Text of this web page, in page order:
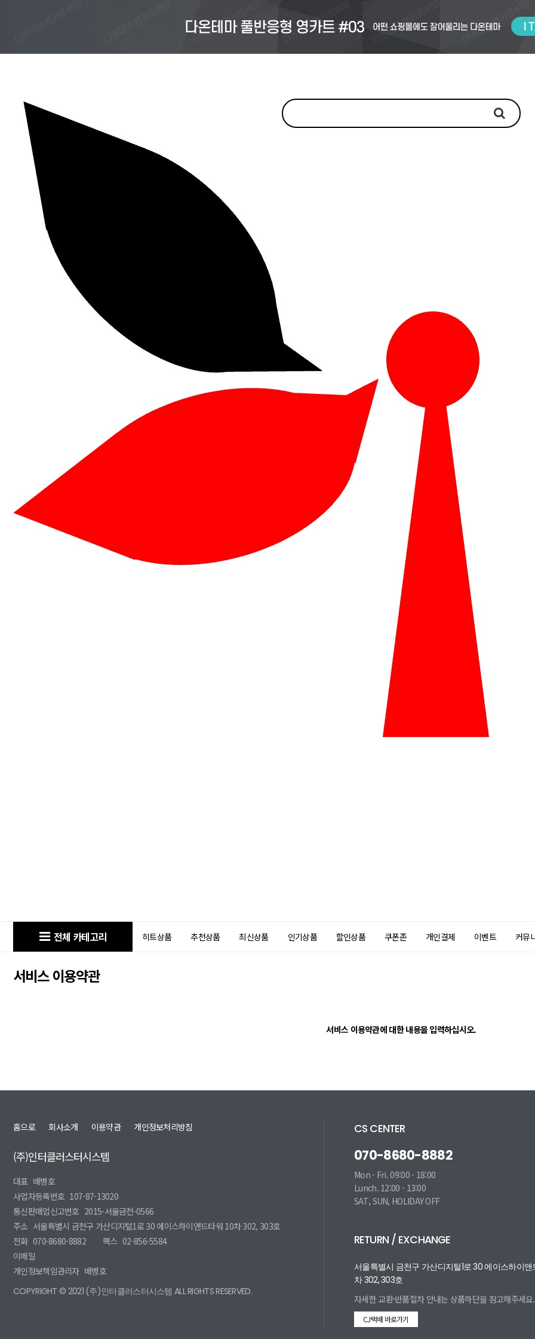
전체 카테고리 히트상품 추천상품 최신상품 인기상품 할인상품 쿠폰존 개인결제 이벤트 커뮤
서비스 이용약관
서비스 이용약관에 대한 내용을 입력하십시오.
CS CENTER
070-8680-8882
Mon - Fri. 09:00 - 18:00
Lunch. 12:00 - 13:00
SAT, SUN, HOLIDAY OFF
RETURN / EXCHANGE
서울특별시 금천구 가산디지털1로 30 에이스하이앤
차 302, 303호
자세한 교환·반품절차 안내는 상품하단을 참고해주세요.
CJ택배 바로가기
홈으로 회사소개 이용약관 개인정보처리방침
(주)인터클러스터시스템
대표 배병호
사업자등록번호 107-87-13020
통신판매업신고번호 2015-서울금천-0566
주소 서울특별시 금천구 가산디지털1로 30 에이스하이앤드타워 10차 302, 303호
전화 070-8680-8882 팩스 02-856-5584
이메일
개인정보책임관리자 배병호
COPYRIGHT © 2021 (주)인터클러스터시스템 ALL RIGHTS RESERVED.